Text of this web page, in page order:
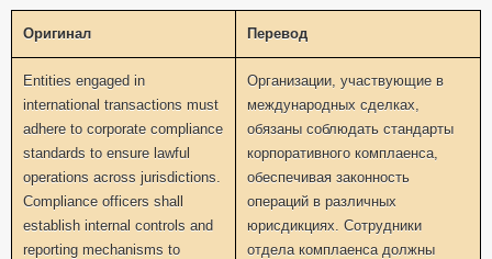
Оригинал Перевод
Entities engaged in
international transactions must
adhere to corporate compliance
standards to ensure lawful
operations across jurisdictions.
Compliance officers shall
establish internal controls and
reporting mechanisms to
Организации, участвующие в
международных сделках,
обязаны соблюдать стандарты
корпоративного комплаенса,
обеспечивая законность
операций в различных
юрисдикциях. Сотрудники
отдела комплаенса должны